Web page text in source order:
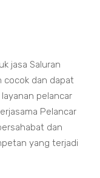
jasa Saluran
cocok dan dapat
pelancar
Pelancar
dan
yang terjadi